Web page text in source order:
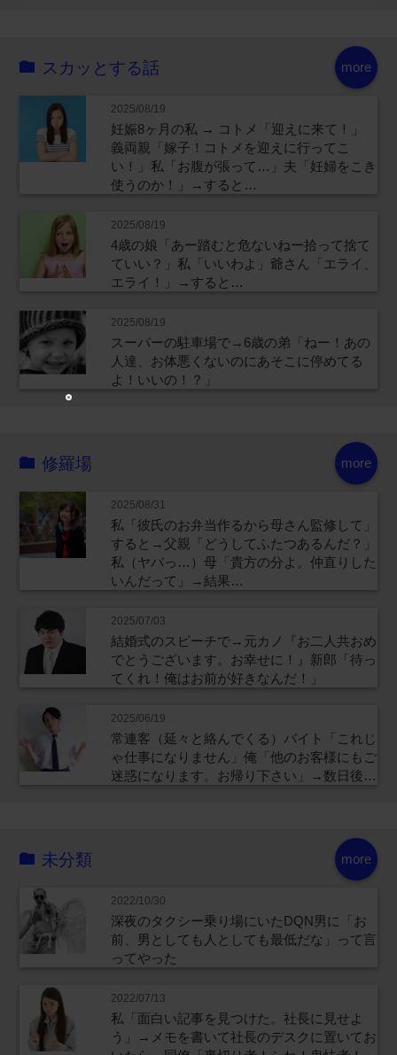
more
スカッとする話
2025/08/19
妊娠8ヶ月の私 → コトメ「迎えに来て！」
義両親「嫁子！コトメを迎えに行ってこ
い！」私「お腹が張って…」夫「妊婦をこき
使うのか！」→すると…
2025/08/19
4歳の娘「あー踏むと危ないねー拾って捨て
ていい？」私「いいわよ」爺さん「エライ、
エライ！」→すると…
2025/08/19
スーパーの駐車場で→6歳の弟「ねー！あの
人達、お体悪くないのにあそこに停めてる
よ！いいの！？」
more
修羅場
2025/08/31
私「彼氏のお弁当作るから母さん監修して」
すると→父親「どうしてふたつあるんだ？」
私（ヤバっ…）母「貴方の分よ。仲直りした
いんだって」→結果…
2025/07/03
結婚式のスピーチで→元カノ『お二人共おめ
でとうございます。お幸せに！』新郎「待っ
てくれ！俺はお前が好きなんだ！」
2025/06/19
常連客（延々と絡んでくる）バイト「これじ
ゃ仕事になりません」俺「他のお客様にもご
迷惑になります。お帰り下さい」→数日後…
more
未分類
2022/10/30
深夜のタクシー乗り場にいたDQN男に「お
前、男としても人としても最低だな」って言
ってやった
2022/07/13
私「面白い記事を見つけた。社長に見せよ
う」→メモを書いて社長のデスクに置いてお